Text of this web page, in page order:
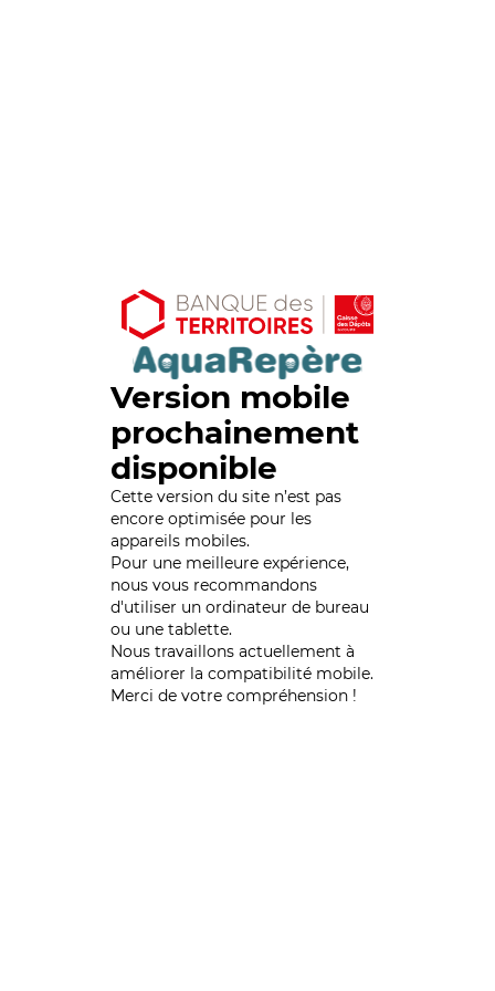
Version mobile
prochainement
disponible
Cette version du site n’est pas
encore optimisée pour les
appareils mobiles.
Pour une meilleure expérience,
nous vous recommandons
d'utiliser un ordinateur de bureau
ou une tablette.
Nous travaillons actuellement à
améliorer la compatibilité mobile.
Merci de votre compréhension !